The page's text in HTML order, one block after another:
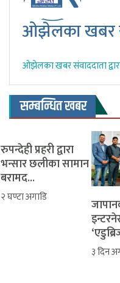
ओझेलका खबर
ओझेलका खबर संवाददाता
सम्बन्धित खबर
रुपन्देही प्रहरी द्वारा
भन्सार छलीका सामान
बरामद...
२ घण्टा अगाडि
३ दिन